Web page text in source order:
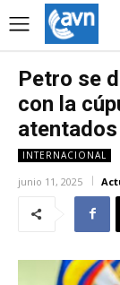
Petro se
con la
atentados
INTERNACIONAL
junio 11, 2025